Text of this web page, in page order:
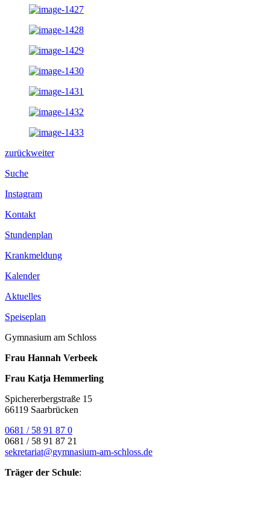
zurückweiter
Suche
Instagram
Kontakt
Stundenplan
Krankmeldung
Kalender
Aktuelles
Speiseplan
Gymnasium am Schloss
Frau Hannah Verbeek
Frau Katja Hemmerling
Spichererbergstraße 15
66119 Saarbrücken
0681 / 58 91 87 0
0681 / 58 91 87 21
sekretariat@gymnasium-am-schloss.de
Träger der Schule: